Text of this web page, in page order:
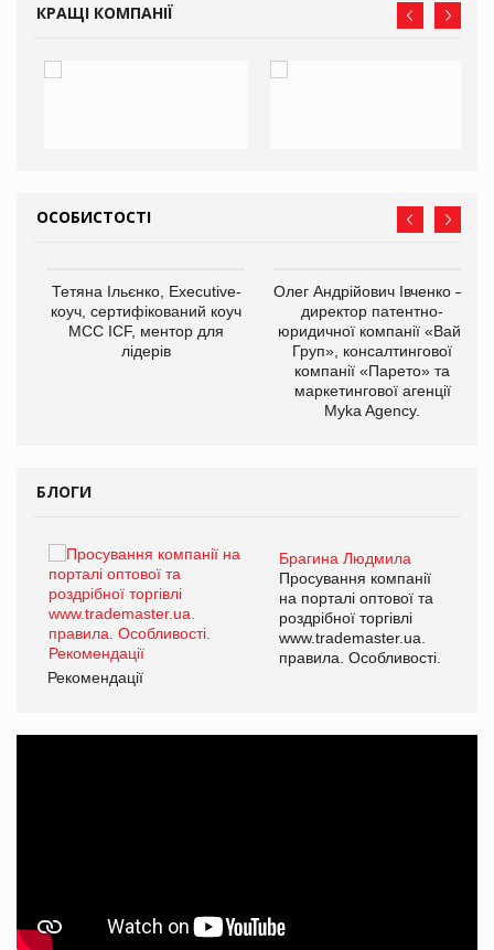
КРАЩІ КОМПАНІЇ
ОСОБИСТОСТІ
Тетяна Ільєнко, Executive-
коуч, сертифікований коуч
МСС ICF, ментор для
лідерів
Олег Андрійович Івченко —
директор патентно-
юридичної компанії «Вайз
Груп», консалтингової
компанії «Парето» та
маркетингової агенції
Myka Agency.
БЛОГИ
Брагина Людмила
Просування компанії
на порталі оптової та
роздрібної торгівлі
www.trademaster.ua.
правила. Особливості.
Рекомендації